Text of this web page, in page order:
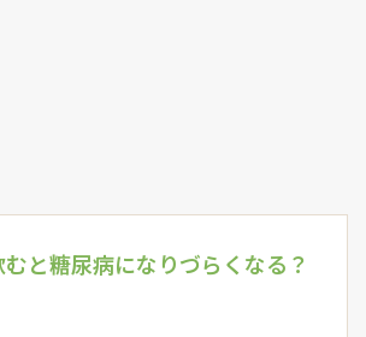
と糖尿病になりづらくなる？